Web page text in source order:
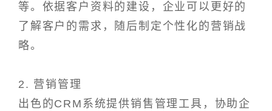
等。依据客户资料的建设，企业可以更好的
了解客户的需求，随后制定个性化的营销战
略。
2. 营销管理
出色的CRM系统提供销售管理工具，协助企